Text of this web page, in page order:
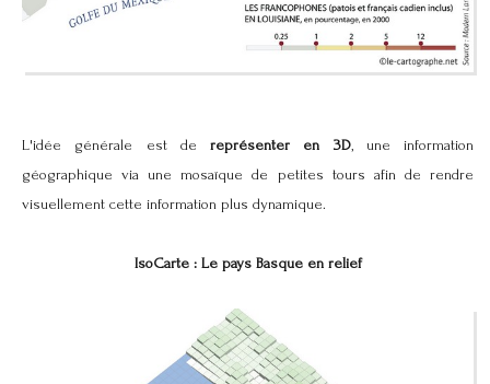
L'idée générale est de représenter en 3D, une information
géographique via une mosaïque de petites tours afin de rendre
visuellement cette information plus dynamique.
IsoCarte : Le pays Basque en relief